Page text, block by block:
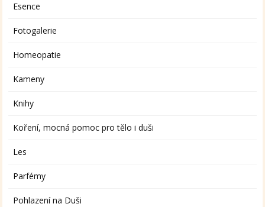
Esence
Fotogalerie
Homeopatie
Kameny
Knihy
Koření, mocná pomoc pro tělo i duši
Les
Parfémy
Pohlazení na Duši